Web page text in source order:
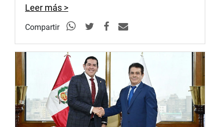
Leer más >
Compartir